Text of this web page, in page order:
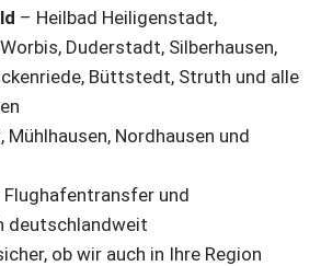
– Heilbad Heiligenstadt,
Duderstadt, Silberhausen,
Büttstedt, Struth und alle
Mühlhausen, Nordhausen und
Flughafentransfer und
deutschlandweit
ob wir auch in Ihre Region